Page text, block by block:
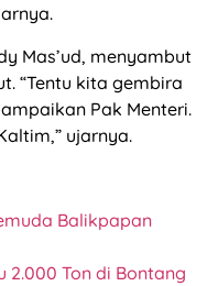
Mas’ud, menyambut
“Tentu kita gembira
Pak Menteri.
ujarnya.
Balikpapan
2.000 Ton di Bontang